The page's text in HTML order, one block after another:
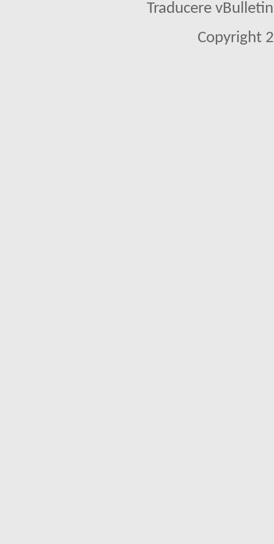
Traducere
Copyright